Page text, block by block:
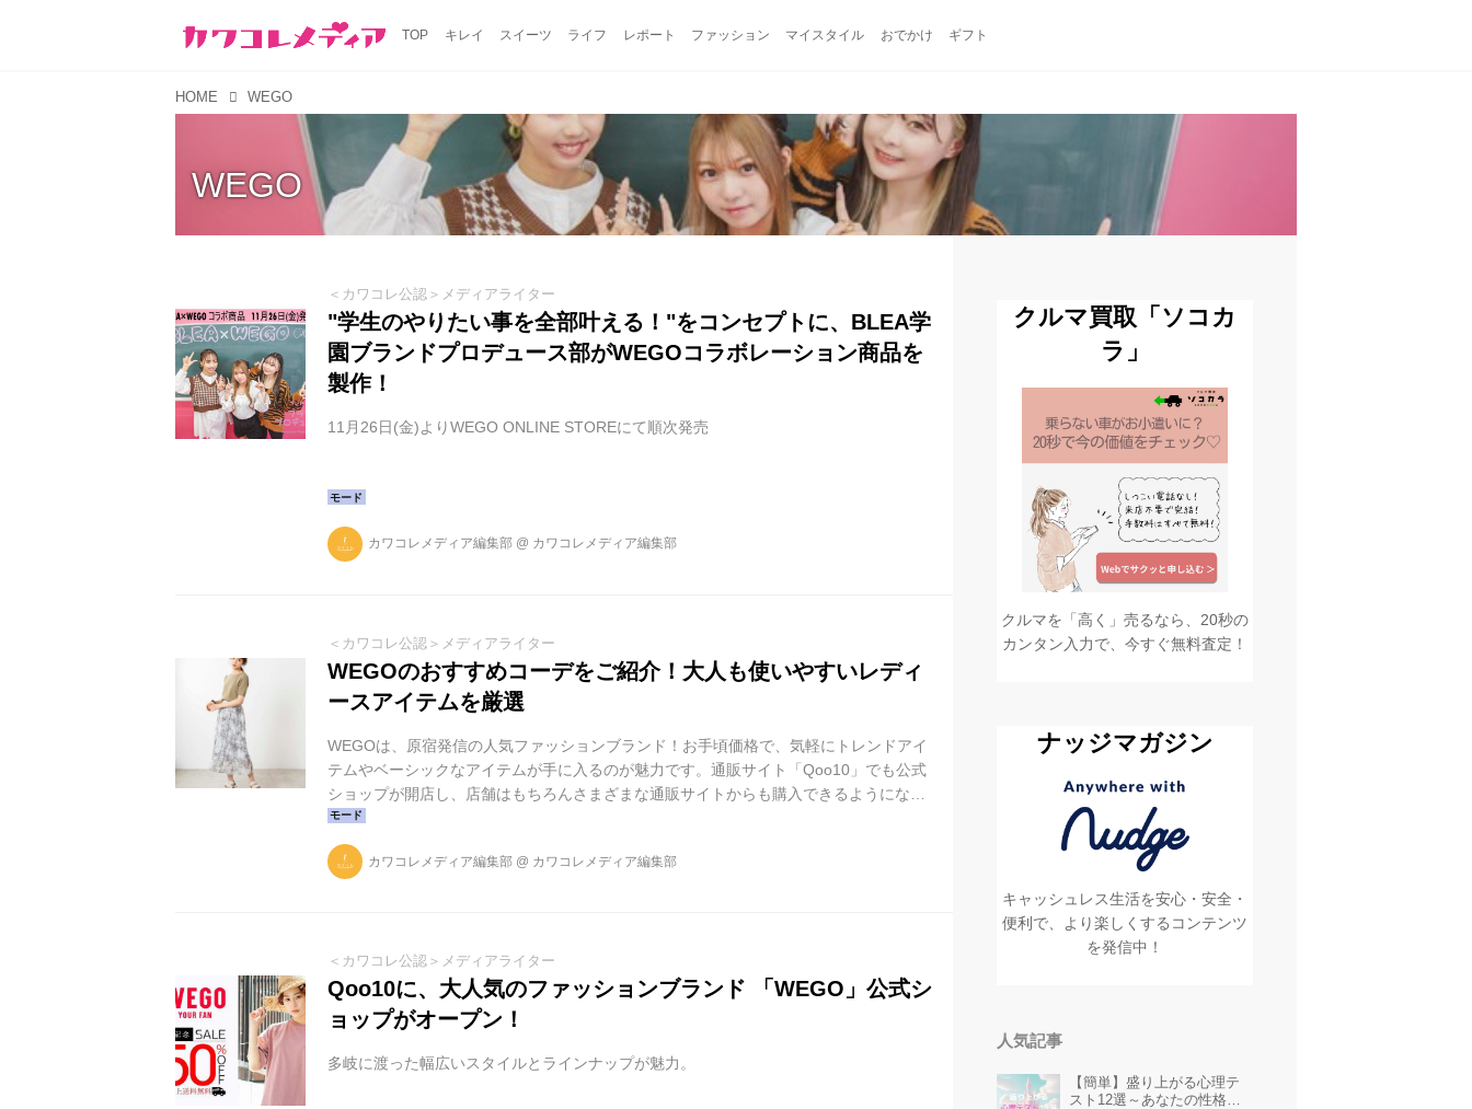
TOP キレイ スイーツ ライフ レポート ファッション マイスタイル おでかけ ギフト
HOME WEGO
WEGO
＜カワコレ公認＞メディアライター
"学生のやりたい事を全部叶える！"をコンセプトに、BLEA学
園ブランドプロデュース部がWEGOコラボレーション商品を
製作！
11月26日(金)よりWEGO ONLINE STOREにて順次発売
カワコレメディア編集部 @ カワコレメディア編集部
＜カワコレ公認＞メディアライター
WEGOのおすすめコーデをご紹介！大人も使いやすいレディ
ースアイテムを厳選
WEGOは、原宿発信の人気ファッションブランド！お手頃価格で、気軽にトレンドアイ
テムやベーシックなアイテムが手に入るのが魅力です。通販サイト「Qoo10」でも公式
ショップが開店し、店舗はもちろんさまざまな通販サイトからも購入できるようになり
ました。そこでこの記事では、WEGOのアイテムを使ったおすすめのコーディネートを
ご紹介します。 WEGOは幅広い年代に人気！ 「WEGO（ウィゴー）」 は、幅広いスタ
イルを提案する原宿系のファッションブランドです。「原宿ファッション」を代表する
カワコレメディア編集部 @ カワコレメディア編集部
＜カワコレ公認＞メディアライター
Qoo10に、大人気のファッションブランド 「WEGO」公式シ
ョップがオープン！
多岐に渡った幅広いスタイルとラインナップが魅力。
クルマ買取「ソコカ
ラ」
クルマを「高く」売るなら、20秒の
カンタン入力で、今すぐ無料査定！
ナッジマガジン
キャッシュレス生活を安心・安全・
便利で、より楽しくするコンテンツ
を発信中！
人気記事
【簡単】盛り上がる心理テ
スト12選～あなたの性格を